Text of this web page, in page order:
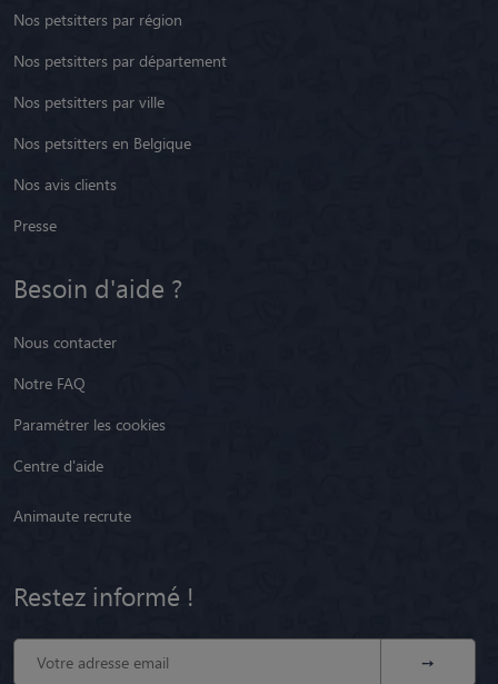
Nos petsitters par région
Nos petsitters par département
Nos petsitters par ville
Nos petsitters en Belgique
Nos avis clients
Presse
Besoin d'aide ?
Nous contacter
Notre FAQ
Paramétrer les cookies
Centre d'aide
Animaute recrute
Restez informé !